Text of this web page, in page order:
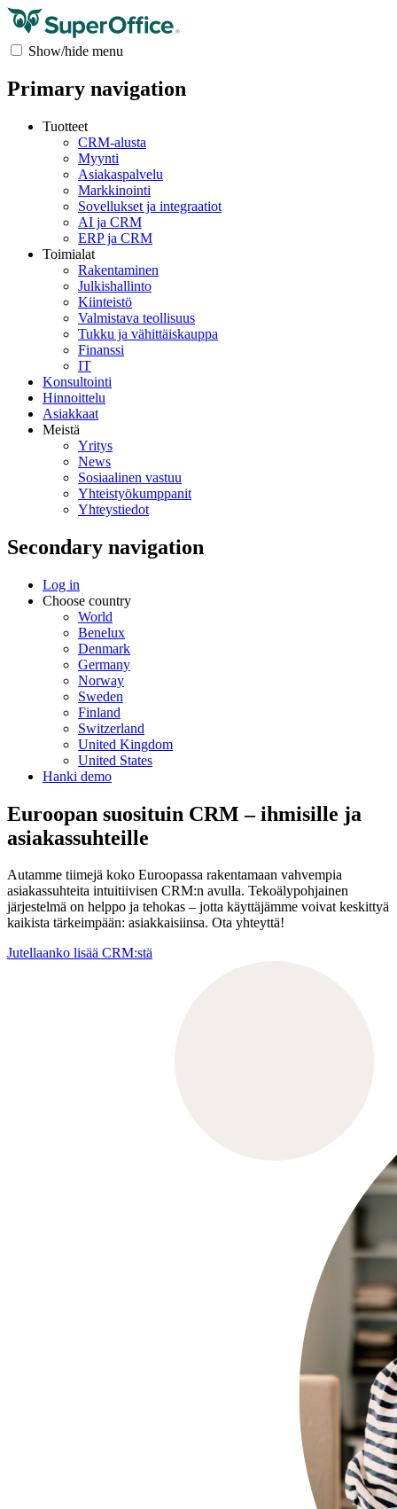
Show/hide menu
Primary navigation
Tuotteet
CRM-alusta
Myynti
Asiakaspalvelu
Markkinointi
Sovellukset ja integraatiot
AI ja CRM
ERP ja CRM
Toimialat
Rakentaminen
Julkishallinto
Kiinteistö
Valmistava teollisuus
Tukku ja vähittäiskauppa
Finanssi
IT
Konsultointi
Hinnoittelu
Asiakkaat
Meistä
Yritys
News
Sosiaalinen vastuu
Yhteistyökumppanit
Yhteystiedot
Secondary navigation
Log in
Choose country
World
Benelux
Denmark
Germany
Norway
Sweden
Finland
Switzerland
United Kingdom
United States
Hanki demo
Euroopan suosituin CRM – ihmisille ja
asiakassuhteille
Autamme tiimejä koko Euroopassa rakentamaan vahvempia
asiakassuhteita intuitiivisen CRM:n avulla. Tekoälypohjainen
järjestelmä on helppo ja tehokas – jotta käyttäjämme voivat keskittyä
kaikista tärkeimpään: asiakkaisiinsa. Ota yhteyttä!
Jutellaanko lisää CRM:stä